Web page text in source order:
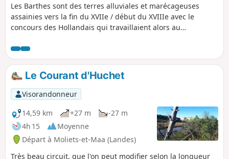
Les Barthes sont des terres alluviales et marécageuses
assainies vers la fin du XVIIe / début du XVIIIe avec le
concours des Hollandais qui travaillaient alors au
Le Courant d'Huchet
Visorandonneur
14,59 km
+27 m
-27 m
4h 15
Moyenne
Départ à Moliets-et-Maa (Landes)
Très beau circuit, que l'on peut modifier selon la longueur